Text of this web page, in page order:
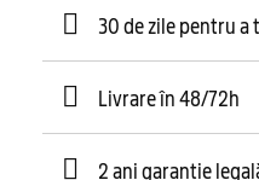
30 de zile pentru a
Livrare în 48/72h
2 ani garanție